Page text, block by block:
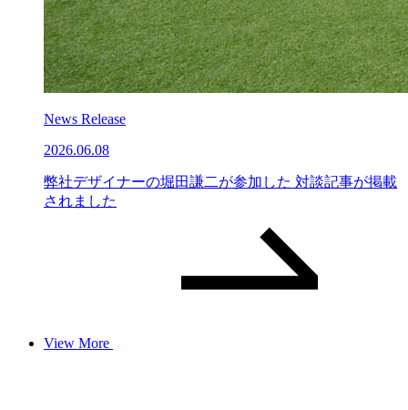
News Release
2026.06.08
弊社デザイナーの堀田謙二が参加した 対談記事が掲載
されました
View More